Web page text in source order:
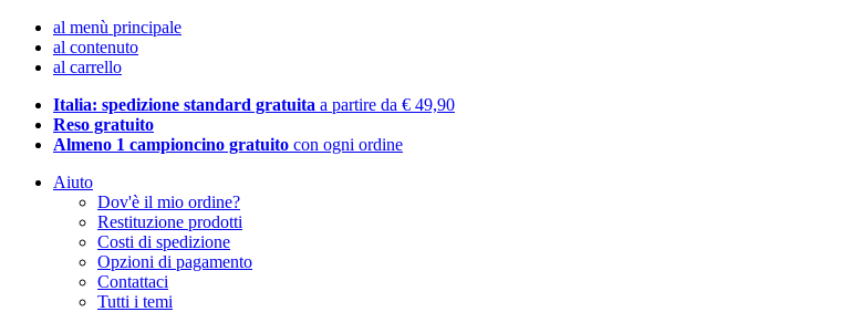
al menù principale
al contenuto
al carrello
Italia: spedizione standard gratuita a partire da € 49,90
Reso gratuito
Almeno 1 campioncino gratuito con ogni ordine
Aiuto
Dov'è il mio ordine?
Restituzione prodotti
Costi di spedizione
Opzioni di pagamento
Contattaci
Tutti i temi